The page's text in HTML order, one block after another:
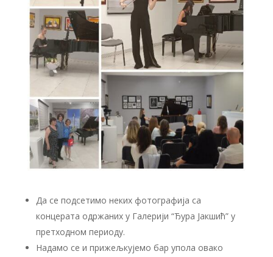
Да се подсетимо неких фотографија са
концерата одржаних у Галерији “Ђура Јакшић” у
претходном периоду.
Надамо се и прижељкујемо бар упола овако